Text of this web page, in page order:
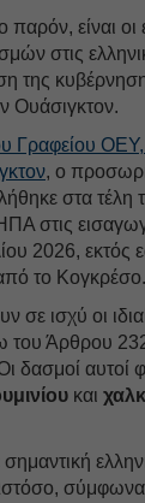
παρόν, είναι
στις
της
Ουάσιγκτον.
Γραφείου ΟΕΥ,
, ο
στα τέλη
στις
2026, εκτός
το Κογκρέσο.
σε ισχύ οι
του Άρθρου
δασμοί αυτοί
και
σημαντική
σύμφωνα